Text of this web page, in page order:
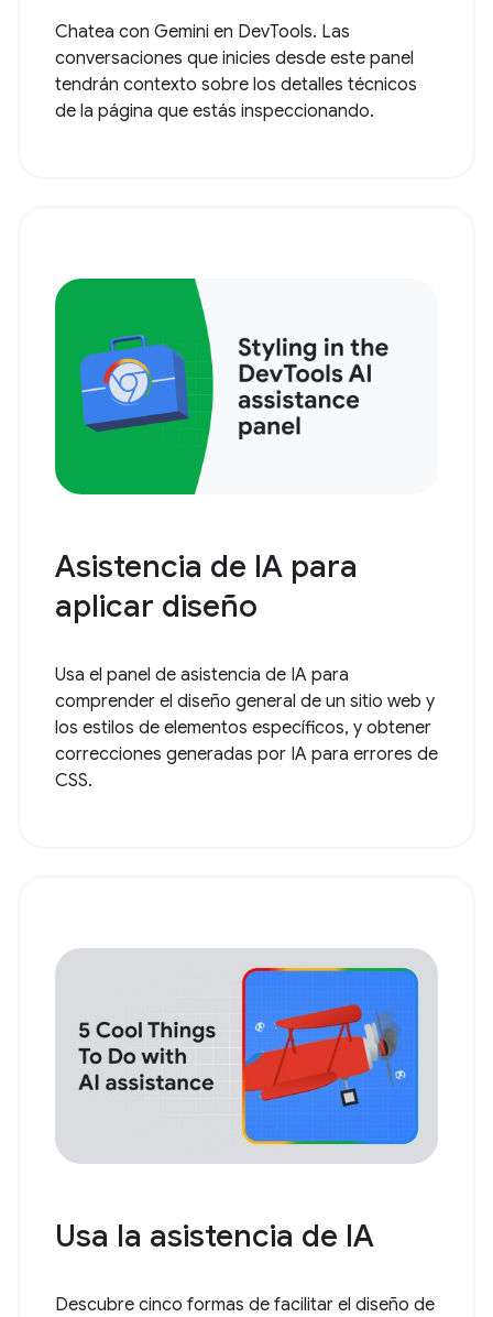
Chatea con Gemini en DevTools. Las
conversaciones que inicies desde este panel
tendrán contexto sobre los detalles técnicos
de la página que estás inspeccionando.
Asistencia de IA para
aplicar diseño
Usa el panel de asistencia de IA para
comprender el diseño general de un sitio web y
los estilos de elementos específicos, y obtener
correcciones generadas por IA para errores de
CSS.
Usa la asistencia de IA
Descubre cinco formas de facilitar el diseño de